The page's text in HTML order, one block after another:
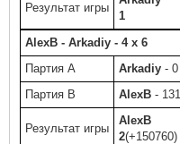
Результат игры
1
AlexB - Arkadiy - 4 x 6
Партия A
Arkadiy - 0
Партия B
AlexB -
Результат игры
AlexB
2(+150760)